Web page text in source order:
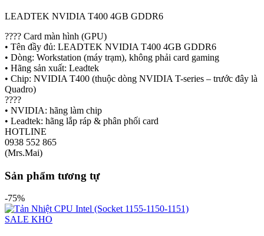
LEADTEK NVIDIA T400 4GB GDDR6
???? Card màn hình (GPU)
• Tên đầy đủ: LEADTEK NVIDIA T400 4GB GDDR6
• Dòng: Workstation (máy trạm), không phải card gaming
• Hãng sản xuất: Leadtek
• Chip: NVIDIA T400 (thuộc dòng NVIDIA T-series – trước đây là
Quadro)
????
• NVIDIA: hãng làm chip
• Leadtek: hãng lắp ráp & phân phối card
HOTLINE
0938 552 865
(Mrs.Mai)
Sản phẩm tương tự
-75%
SALE KHO